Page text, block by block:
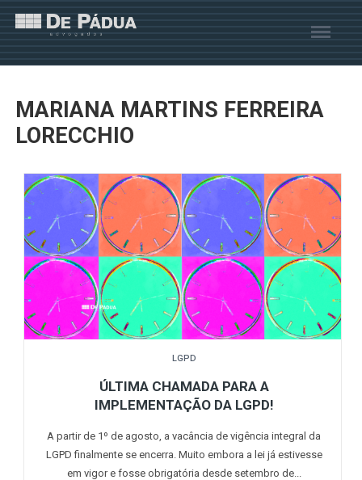
MARIANA MARTINS FERREIRA
LORECCHIO
LGPD
ÚLTIMA CHAMADA PARA A
IMPLEMENTAÇÃO DA LGPD!
A partir de 1º de agosto, a vacância de vigência integral da
LGPD finalmente se encerra. Muito embora a lei já estivesse
em vigor e fosse obrigatória desde setembro de...